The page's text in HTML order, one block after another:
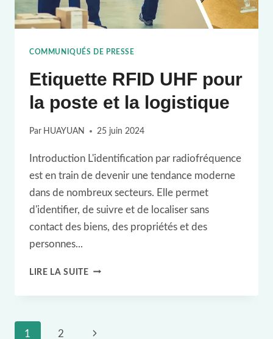
DES
ENTREPÔTS
COMMUNIQUÉS DE PRESSE
Etiquette RFID UHF pour
la poste et la logistique
Par HUAYUAN 25 juin 2024
Introduction L'identification par radiofréquence
est en train de devenir une tendance moderne
dans de nombreux secteurs. Elle permet
d'identifier, de suivre et de localiser sans
contact des biens, des propriétés et des
personnes...
LIRE LA SUITEETIQUETTE
Navigation
1 2 Page